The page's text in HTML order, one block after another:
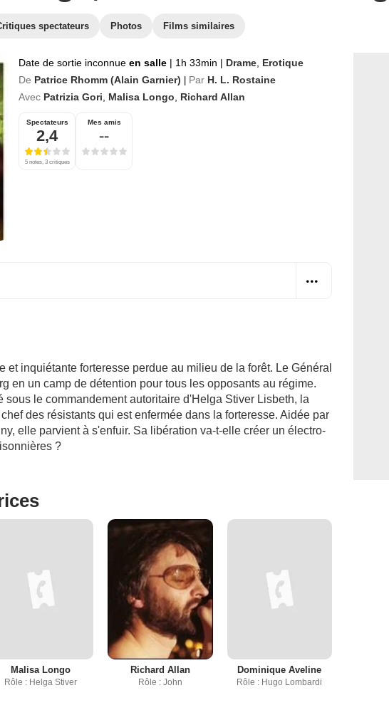
spectateurs Photos Films similaires
Date de sortie inconnue en salle | 1h 33min | Drame Erotique
De Patrice Rhomm (Alain Garnier) Par H. L. Rostaine
Avec Patrizia Gori Malisa Longo Richard Allan
Spectateurs
2,4
5 notes, 3 critiques
Mes amis
--
et inquiétante forteresse perdue au milieu de la forêt. Le Général
en un camp de détention pour tous les opposants au régime.
sous le commandement autoritaire d'Helga Stiver Lisbeth, la
des résistants qui est enfermée dans la forteresse. Aidée par
elle parvient à s'enfuir. Sa libération va-t-elle créer un électro-
?
Malisa Longo
Rôle : Helga Stiver
Richard Allan
Rôle : John
Dominique Aveline
Rôle : Hugo Lombardi